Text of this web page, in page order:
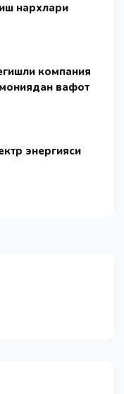
нархлари
компания
вафот
энергияси